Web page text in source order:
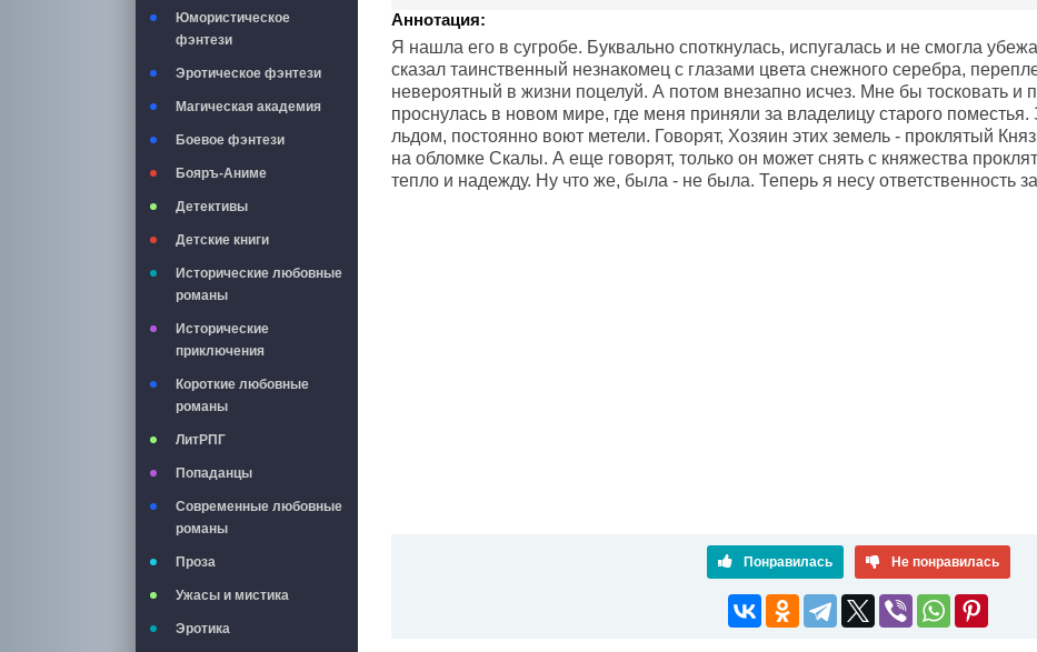
Юмористическое
фэнтези
Эротическое фэнтези
Магическая академия
Боевое фэнтези
Бояръ-Аниме
Детективы
Детские книги
Исторические любовные
романы
Исторические
приключения
Короткие любовные
романы
ЛитРПГ
Попаданцы
Современные любовные
романы
Проза
Ужасы и мистика
Эротика
Аннотация:
Я нашла его в сугробе. Буквально споткнулась, испугалась и не смогла
сказал таинственный незнакомец с глазами цвета снежного серебра,
невероятный в жизни поцелуй. А потом внезапно исчез. Мне бы тосковать и
проснулась в новом мире, где меня приняли за владелицу старого
льдом, постоянно воют метели. Говорят, Хозяин этих земель - проклятый
на обломке Скалы. А еще говорят, только он может снять с княжества
тепло и надежду. Ну что же, была - не была. Теперь я несу ответственность за
Понравилась Не понравилась